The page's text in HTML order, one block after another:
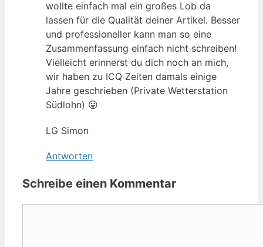
wollte einfach mal ein großes Lob da
lassen für die Qualität deiner Artikel. Besser
und professioneller kann man so eine
Zusammenfassung einfach nicht schreiben!
Vielleicht erinnerst du dich noch an mich,
wir haben zu ICQ Zeiten damals einige
Jahre geschrieben (Private Wetterstation
Südlohn) 😛
LG Simon
Antworten
Schreibe einen Kommentar